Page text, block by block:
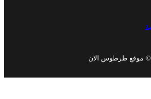
© موقع طرطوس الان